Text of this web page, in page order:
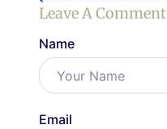
Leave A Comment
Name
Email